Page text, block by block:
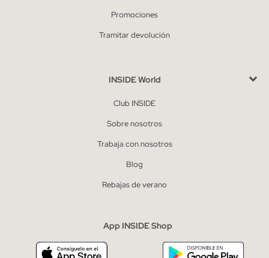
Promociones
Tramitar devolución
INSIDE World
Club INSIDE
Sobre nosotros
Trabaja con nosotros
Blog
Rebajas de verano
App INSIDE Shop